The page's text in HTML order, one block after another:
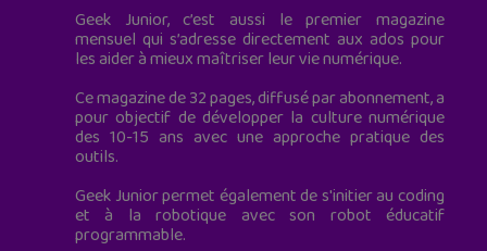
Geek Junior, c’est aussi le premier magazine
mensuel qui s’adresse directement aux ados pour
les aider à mieux maîtriser leur vie numérique.
Ce magazine de 32 pages, diffusé par abonnement, a
pour objectif de développer la culture numérique
des 10-15 ans avec une approche pratique des
outils.
Geek Junior permet également de s'initier au coding
et à la robotique avec son robot éducatif
programmable.